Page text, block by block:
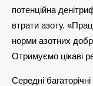
потенційна
втрати азоту.
норми азотних
Отримуємо цікаві
Середні